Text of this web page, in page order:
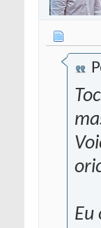
Eu